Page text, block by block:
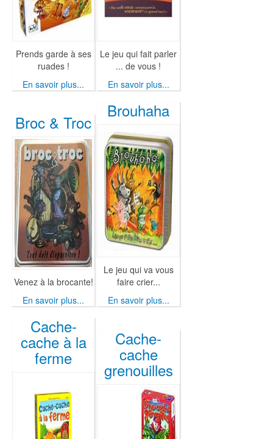
Prends garde à ses
ruades !
En savoir plus...
Le jeu qui fait parler
... de vous !
En savoir plus...
Broc & Troc
Venez à la brocante!
En savoir plus...
Brouhaha
Le jeu qui va vous
faire crier...
En savoir plus...
Cache-
cache à la
ferme
Cache-
cache
grenouilles